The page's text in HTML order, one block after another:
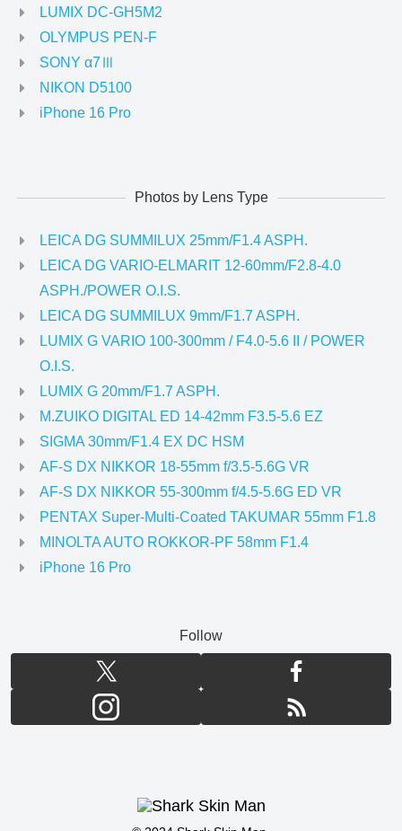
LUMIX DC-GH5M2
OLYMPUS PEN-F
SONY α7Ⅲ
NIKON D5100
iPhone 16 Pro
Photos by Lens Type
LEICA DG SUMMILUX 25mm/F1.4 ASPH.
LEICA DG VARIO-ELMARIT 12-60mm/F2.8-4.0
ASPH./POWER O.I.S.
LEICA DG SUMMILUX 9mm/F1.7 ASPH.
LUMIX G VARIO 100-300mm / F4.0-5.6 II / POWER
O.I.S.
LUMIX G 20mm/F1.7 ASPH.
M.ZUIKO DIGITAL ED 14-42mm F3.5-5.6 EZ
SIGMA 30mm/F1.4 EX DC HSM
AF-S DX NIKKOR 18-55mm f/3.5-5.6G VR
AF-S DX NIKKOR 55-300mm f/4.5-5.6G ED VR
PENTAX Super-Multi-Coated TAKUMAR 55mm F1.8
MINOLTA AUTO ROKKOR-PF 58mm F1.4
iPhone 16 Pro
Follow